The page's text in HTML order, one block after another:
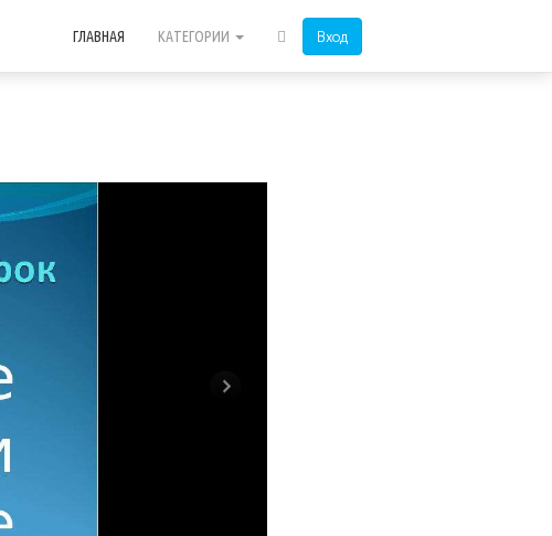
Вход
ГЛАВНАЯ КАТЕГОРИИ